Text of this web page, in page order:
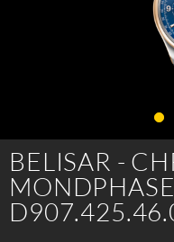
BELISAR -
MONDPHASE